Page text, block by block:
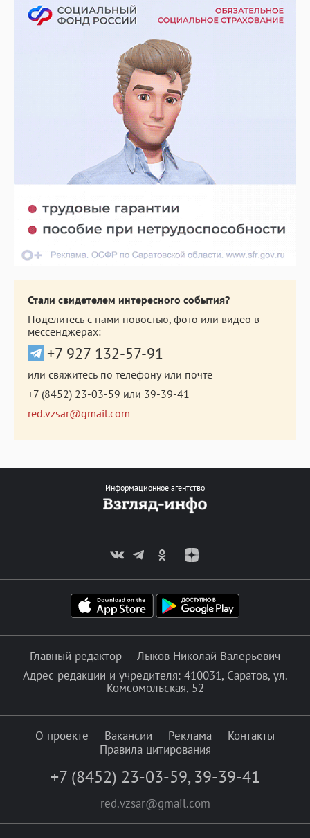
Стали свидетелем интересного события?
Поделитесь с нами новостью, фото или видео в
мессенджерах:
+7 927 132-57-91
или свяжитесь по телефону или почте
+7 (8452) 23-03-59 или 39-39-41
red.vzsar@gmail.com
Информационное агентство
Главный редактор — Лыков Николай Валерьевич
Адрес редакции и учредителя: 410031, Саратов, ул.
Комсомольская, 52
О проекте Вакансии Реклама
Контакты
Правила цитирования
+7 (8452) 23-03-59, 39-39-41
red.vzsar@gmail.com